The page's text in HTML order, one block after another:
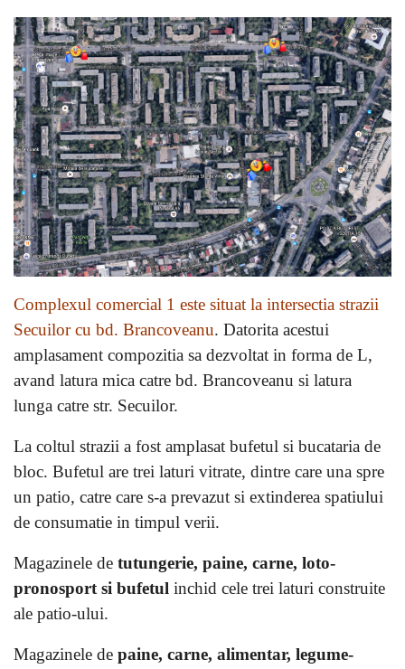
Complexul comercial 1 este situat la intersectia strazii
Secuilor cu bd. Brancoveanu. Datorita acestui
amplasament compozitia sa dezvoltat in forma de L,
avand latura mica catre bd. Brancoveanu si latura
lunga catre str. Secuilor.
La coltul strazii a fost amplasat bufetul si bucataria de
bloc. Bufetul are trei laturi vitrate, dintre care una spre
un patio, catre care s-a prevazut si extinderea spatiului
de consumatie in timpul verii.
Magazinele de tutungerie, paine, carne, loto-
pronosport si bufetul inchid cele trei laturi construite
ale patio-ului.
Magazinele de paine, carne, alimentar, legume-